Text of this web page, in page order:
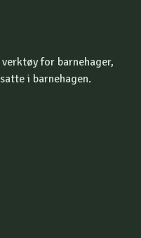
for barnehager,
i barnehagen.